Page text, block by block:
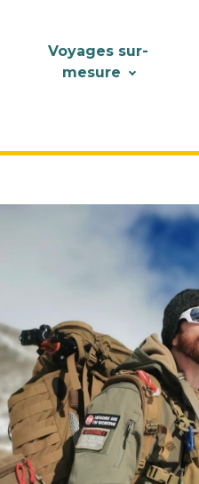
Voyages sur-
mesure